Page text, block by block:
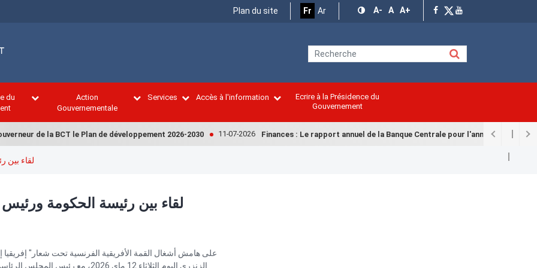
A- A A+
Fr Ar
Menu
Plan du site
du
Action
Gouvernementale
Services Accès à l'information
Ecrire à la Présidence du
Gouvernement
de la BCT le Plan de développement 2026-2030 11-07-2026 Finances : Le rapport annuel de la Banque Centrale pour l'année 2025 remis à la
لقاء بين
لقاء بين رئيسة الحكومة
على هامش أشغال القمة الأفريقية الفرنسية تحت شعار" إفريقيا
الزنزري اليوم الثلاثاء 12 ماي